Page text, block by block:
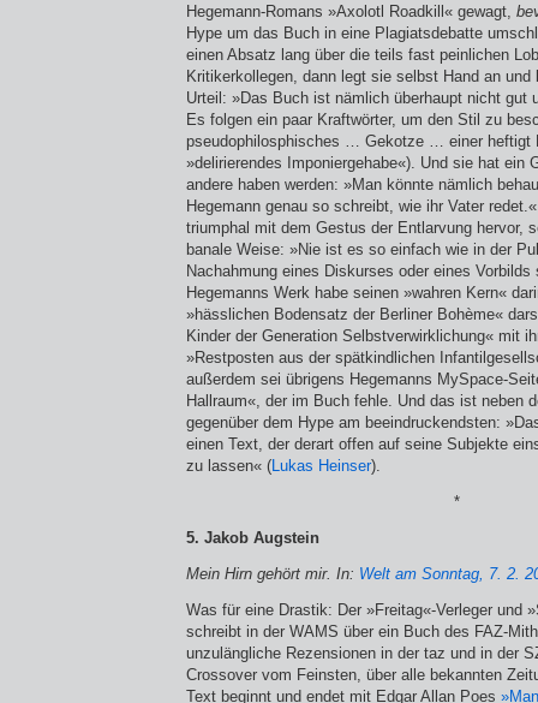
Hegemann-Romans »Axolotl Roadkill« gewagt,
Hype um das Buch in eine Plagiatsdebatte
einen Absatz lang über die teils fast peinlichen
Kritikerkollegen, dann legt sie selbst Hand an
Urteil: »Das Buch ist nämlich überhaupt nicht gut
Es folgen ein paar Kraftwörter, um den Stil zu
pseudophilosphisches … Gekotze … einer heftigt
»delirierendes Imponiergehabe«). Und sie hat ein
andere haben werden: »Man könnte nämlich
Hegemann genau so schreibt, wie ihr Vater
triumphal mit dem Gestus der Entlarvung hervor,
banale Weise: »Nie ist es so einfach wie in der
Nachahmung eines Diskurses oder eines
Hegemanns Werk habe seinen »wahren Kern«
»hässlichen Bodensatz der Berliner Bohème«
Kinder der Generation Selbstverwirklichung« mit
»Restposten aus der spätkindlichen
außerdem sei übri­gens Hegemanns MySpace-
Hallraum«, der im Buch fehle. Und das ist neben
gegenüber dem Hype am beeindruckendsten:
einen Text, der derart offen auf seine Subjekte
zu lassen« (Lukas Heinser).
*
5. Jakob Augstein
Mein Hirn gehört mir. In: Welt am Sonntag, 7. 2.
Was für eine Drastik: Der »Freitag«-Verleger und
schreibt in der WAMS über ein Buch des FAZ-
unzulängliche Rezensionen in der taz und in der
Crossover vom Feinsten, über alle bekannten
Text beginnt und endet mit Edgar Allan Poes